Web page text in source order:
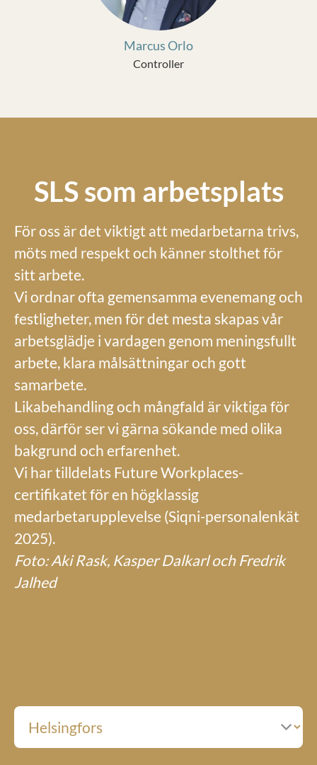
Marcus Orlo
Controller
SLS som arbetsplats
För oss är det viktigt att medarbetarna trivs,
möts med respekt och känner stolthet för
sitt arbete.
Vi ordnar ofta gemensamma evenemang och
festligheter, men för det mesta skapas vår
arbetsglädje i vardagen genom meningsfullt
arbete, klara målsättningar och gott
samarbete.
Likabehandling och mångfald är viktiga för
oss, därför ser vi gärna sökande med olika
bakgrund och erfarenhet.
Vi har tilldelats Future Workplaces-
certifikatet för en högklassig
medarbetarupplevelse (Siqni-personalenkät
2025).
Foto:Aki Rask, Kasper Dalkarl och Fredrik
Jalhed